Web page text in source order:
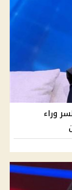
وراء